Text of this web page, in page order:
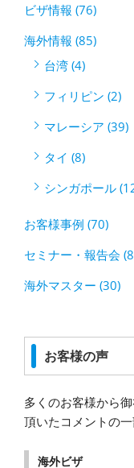
ビザ情報 (76)
海外情報 (85)
台湾 (4)
フィリピン (2)
マレーシア (39)
タイ (8)
シンガポール
お客様事例 (70)
セミナー・報告会
海外マスター (30)
お客様の声
多くのお客様から
頂いたコメントの
海外ビザ